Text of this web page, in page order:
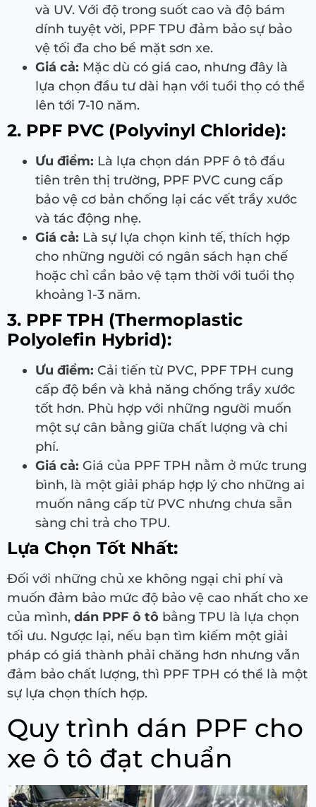
và UV. Với độ trong suốt cao và độ bám
dính tuyệt vời, PPF TPU đảm bảo sự bảo
vệ tối đa cho bề mặt sơn xe.
Giá cả: Mặc dù có giá cao, nhưng đây là
lựa chọn đầu tư dài hạn với tuổi thọ có thể
lên tới 7-10 năm.
2. PPF PVC (Polyvinyl Chloride):
Ưu điểm: Là lựa chọn dán PPF ô tô đầu
tiên trên thị trường, PPF PVC cung cấp
bảo vệ cơ bản chống lại các vết trầy xước
và tác động nhẹ.
Giá cả: Là sự lựa chọn kinh tế, thích hợp
cho những người có ngân sách hạn chế
hoặc chỉ cần bảo vệ tạm thời với tuổi thọ
khoảng 1-3 năm.
3. PPF TPH (Thermoplastic
Polyolefin Hybrid):
Ưu điểm: Cải tiến từ PVC, PPF TPH cung
cấp độ bền và khả năng chống trầy xước
tốt hơn. Phù hợp với những người muốn
một sự cân bằng giữa chất lượng và chi
phí.
Giá cả: Giá của PPF TPH nằm ở mức trung
bình, là một giải pháp hợp lý cho những ai
muốn nâng cấp từ PVC nhưng chưa sẵn
sàng chi trả cho TPU.
Lựa Chọn Tốt Nhất:
Đối với những chủ xe không ngại chi phí và
muốn đảm bảo mức độ bảo vệ cao nhất cho xe
của mình, dán PPF ô tô bằng TPU là lựa chọn
tối ưu. Ngược lại, nếu bạn tìm kiếm một giải
pháp có giá thành phải chăng hơn nhưng vẫn
đảm bảo chất lượng, thì PPF TPH có thể là một
sự lựa chọn thích hợp.
Quy trình dán PPF cho
xe ô tô đạt chuẩn